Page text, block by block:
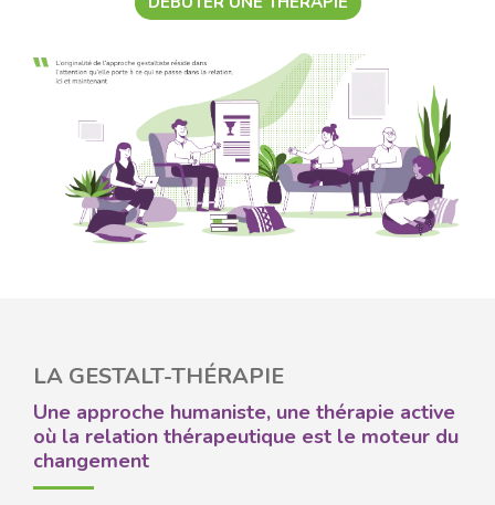
LA GESTALT-THÉRAPIE
Une approche humaniste, une thérapie active
où la relation thérapeutique est le moteur du
changement